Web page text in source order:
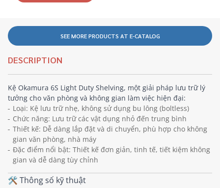
SEE MORE PRODUCTS AT E-CATALOG
DESCRIPTION
Kệ Okamura 6S Light Duty Shelving, một giải pháp lưu trữ lý
tưởng cho văn phòng và không gian làm việc hiện đại:
Loại: Kệ lưu trữ nhẹ, không sử dụng bu lông (boltless)
Chức năng: Lưu trữ các vật dụng nhỏ đến trung bình
Thiết kế: Dễ dàng lắp đặt và di chuyển, phù hợp cho không
gian văn phòng, nhà máy
Đặc điểm nổi bật: Thiết kế đơn giản, tinh tế, tiết kiệm không
gian và dễ dàng tùy chỉnh
🛠️ Thông số kỹ thuật